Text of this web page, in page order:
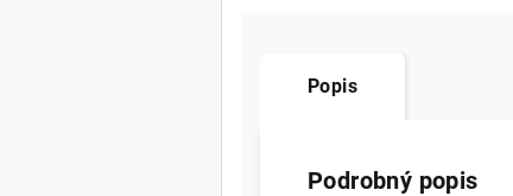
Popis
Podrobný popis